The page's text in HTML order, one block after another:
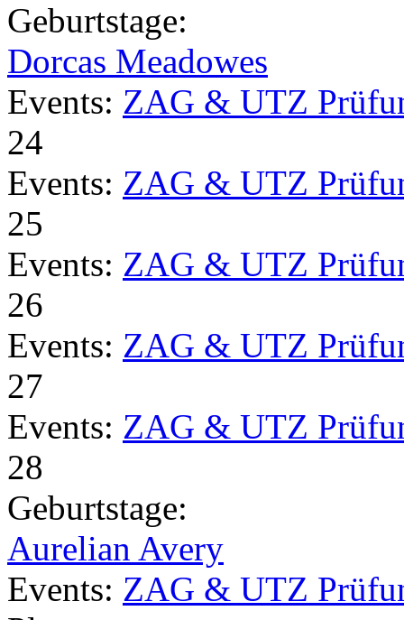
Geburtstage:
Dorcas Meadowes
Events: ZAG & UTZ
24
Events: ZAG & UTZ
25
Events: ZAG & UTZ
26
Events: ZAG & UTZ
27
Events: ZAG & UTZ
28
Geburtstage:
Aurelian Avery
Events: ZAG & UTZ